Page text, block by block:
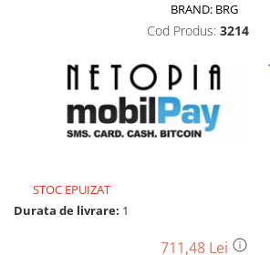
Drujbe pe benzina
Drujbe cu acumulator
Consumabile drujbe, fierastraie
Unelte electrice busteni
Mori cereale si batoze porumb
Batoze - mori desfacat porumb
BRAND: BRG
Cod Produs: 3214
STOC EPUIZAT
Durata de livrare: 1
711,48 Lei